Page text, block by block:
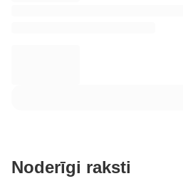
Noderīgi raksti